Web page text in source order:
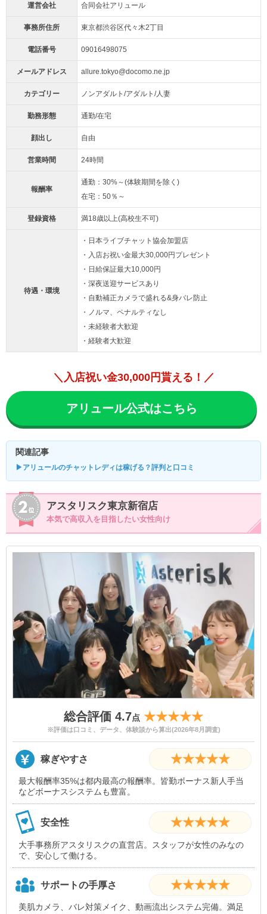
運営会社 合同会社アリュール
事務所住所 東京都渋谷区代々木2丁目
電話番号 09016498075
メールアドレス allure.tokyo@docomo.ne.jp
カテゴリー ノンアダルト/アダルト/人妻
勤務形態 通勤/在宅
顔出し 自由
営業時間 24時間
報酬率
通勤：30%～(体験期間を除く)
在宅：50％～
登録資格 満18歳以上(高校生不可)
待遇・環境
・日本ライブチャット協会加盟店
・入店お祝い金最大30,000円プレゼント
・日給保証最大10,000円
・深夜送迎サービスあり
・自動補正カメラで盛れる&身バレ防止
・ノルマ、ペナルティなし
・未経験者大歓迎
・経験者大歓迎
＼入店祝い金30,000円貰える！／
アリュール公式はこちら
関連記事
▶アリュールのチャットレディは稼げる？評判と口コミ
アスタリスク東京新宿店
本気で高収入を目指したい女性向け
総合評価 4.7点 ★★★★★
※評価は口コミ、データ、体験談から算出(2026年8月調査)
稼ぎやすさ ★★★★★
最大報酬率35%は都内最高の報酬率。皆勤ボーナス新人手当
などボーナスシステムも豊富。
安全性 ★★★★★
大手事務所アスタリスクの直営店。スタッフが女性のみなの
で、安心して働ける。
サポートの手厚さ ★★★★★
美肌カメラ、バレ対策メイク、動画流出システム完備。満足